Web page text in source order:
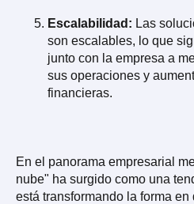
Escalabilidad: Las
son escalables, lo que
junto con la empresa a
sus operaciones y
financieras.
En el panorama empresarial
nube" ha surgido como una
está transformando la forma